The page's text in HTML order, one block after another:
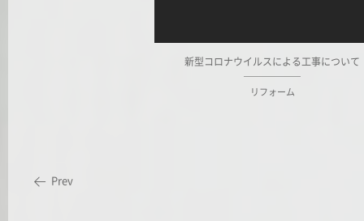
新型コロナウイルスによる工事について
リフォーム
Prev